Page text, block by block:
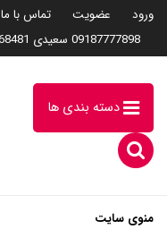
ورود عضویت
تماس با ما
09187777898 سعیدی 09185568481
دسته بندی ها
منوی سایت